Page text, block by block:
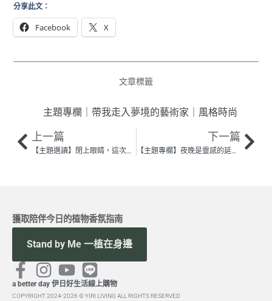
分享此文：
Facebook X
文章標籤
主題專欄 帶我走入夢境的藝術家 風格時尚
上一篇
【主題選讀】閉上眼睛，這次我用聞的——讀《香氣炸彈》
下一篇
【主題專欄】夜晚是靈感的延伸：創作與夢境｜詞曲創作人 許哲珮
a better day 伊日好生活線上購物
COPYRIGHT 2024-2026 © YIRI LIVING ALL RIGHTS RESERVED
獲取陪伴今日的植物香氛指南
Stand by Me 一植在身邊